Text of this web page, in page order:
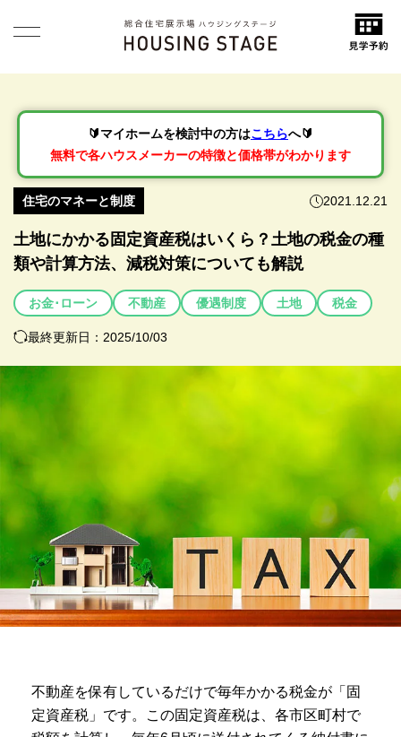
🔰マイホームを検討中の方はこちらへ🔰
無料で各ハウスメーカーの特徴と価格帯がわかります
住宅のマネーと制度 2021.12.21
土地にかかる固定資産税はいくら？土地の税金の種
類や計算方法、減税対策についても解説
お金･ローン 不動産 優遇制度 土地 税金
最終更新日：2025/10/03
不動産を保有しているだけで毎年かかる税金が「固
定資産税」です。この固定資産税は、各市区町村で